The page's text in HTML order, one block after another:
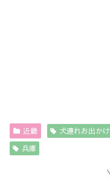
近畿 犬連れお出かけ
兵庫